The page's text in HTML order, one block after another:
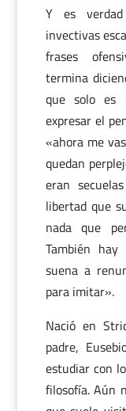
Y es
invectivas
frases
termina
que solo es
expresar el
«ahora me
quedan
eran
libertad que
nada que
También
suena a
para imitar».
Nació en
padre,
estudiar con
filosofía. Aún